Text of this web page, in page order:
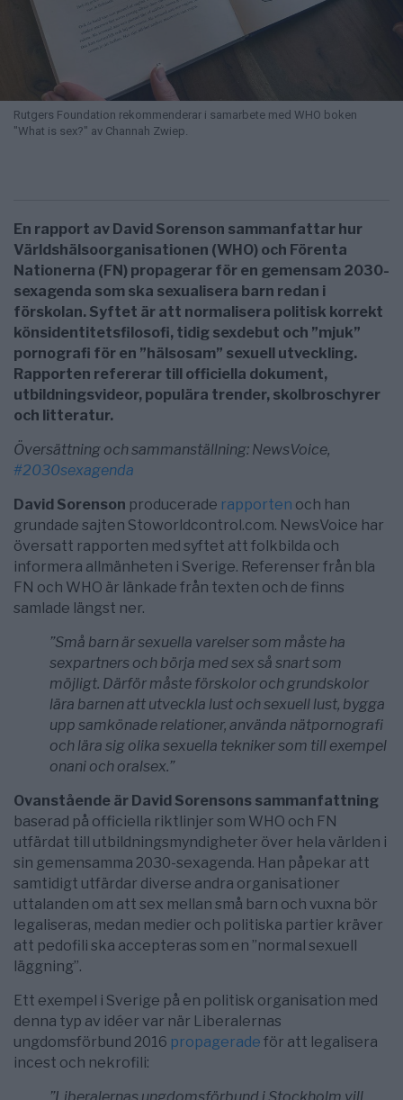
Rutgers Foundation rekommenderar i samarbete med WHO boken
"What is sex?" av Channah Zwiep.
En rapport av David Sorenson sammanfattar hur
Världshälsoorganisationen (WHO) och Förenta
Nationerna (FN) propagerar för en gemensam 2030-
sexagenda som ska sexualisera barn redan i
förskolan. Syftet är att normalisera politisk korrekt
könsidentitetsfilosofi, tidig sexdebut och ”mjuk”
pornografi för en ”hälsosam” sexuell utveckling.
Rapporten refererar till officiella dokument,
utbildningsvideor, populära trender, skolbroschyrer
och litteratur.
Översättning och sammanställning: NewsVoice,
#2030sexagenda
David Sorenson producerade rapporten och han
grundade sajten Stoworldcontrol.com. NewsVoice har
översatt rapporten med syftet att folkbilda och
informera allmänheten i Sverige. Referenser från bla
FN och WHO är länkade från texten och de finns
samlade längst ner.
”Små barn är sexuella varelser som måste ha
sexpartners och börja med sex så snart som
möjligt. Därför måste förskolor och grundskolor
lära barnen att utveckla lust och sexuell lust, bygga
upp samkönade relationer, använda nätpornografi
och lära sig olika sexuella tekniker som till exempel
onani och oralsex.”
Ovanstående är David Sorensons sammanfattning
baserad på officiella riktlinjer som WHO och FN
utfärdat till utbildningsmyndigheter över hela världen i
sin gemensamma 2030-sexagenda. Han påpekar att
samtidigt utfärdar diverse andra organisationer
uttalanden om att sex mellan små barn och vuxna bör
legaliseras, medan medier och politiska partier kräver
att pedofili ska accepteras som en ”normal sexuell
läggning”.
Ett exempel i Sverige på en politisk organisation med
denna typ av idéer var när Liberalernas
ungdomsförbund 2016 propagerade för att legalisera
incest och nekrofili: